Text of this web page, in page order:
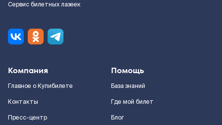
Сервис билетных лазеек
Компания
Главное о Купибилете
Контакты
Пресс-центр
Помощь
База знаний
Где мой билет
Блог